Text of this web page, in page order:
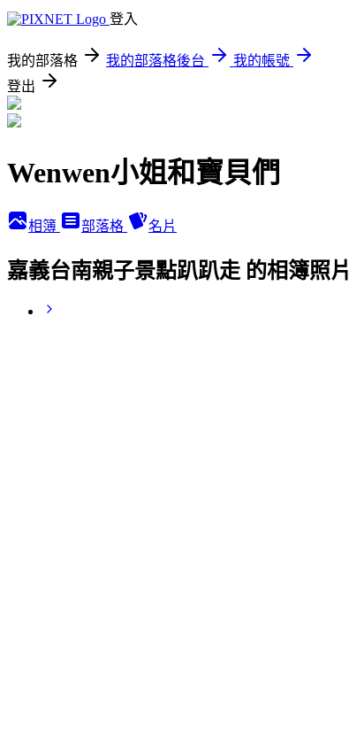
登入
我的部落格 我的部落格後台
我的帳號
登出
Wenwen小姐和寶貝們
相簿 部落格 名片
嘉義台南親子景點趴趴走 的相簿照片